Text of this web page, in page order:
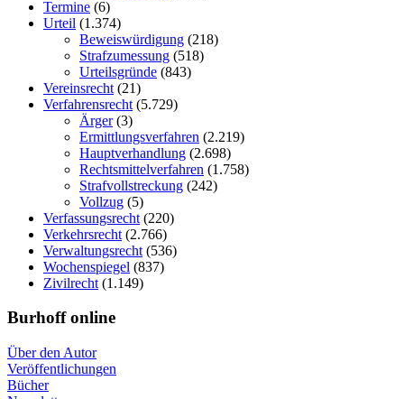
Termine (6)
Urteil (1.374)
Beweiswürdigung (218)
Strafzumessung (518)
Urteilsgründe (843)
Vereinsrecht (21)
Verfahrensrecht (5.729)
Ärger(3)
Ermittlungsverfahren (2.219)
Hauptverhandlung (2.698)
Rechtsmittelverfahren (1.758)
Strafvollstreckung (242)
Vollzug (5)
Verfassungsrecht (220)
Verkehrsrecht (2.766)
Verwaltungsrecht (536)
Wochenspiegel (837)
Zivilrecht (1.149)
Burhoff online
Über den Autor
Veröffentlichungen
Bücher